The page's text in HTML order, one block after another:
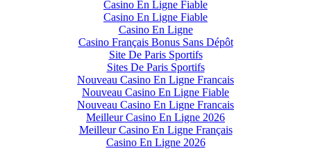
Casino En Ligne Fiable
Casino En Ligne Fiable
Casino En Ligne
Casino Français Bonus Sans Dépôt
Site De Paris Sportifs
Sites De Paris Sportifs
Nouveau Casino En Ligne Francais
Nouveau Casino En Ligne Fiable
Nouveau Casino En Ligne Francais
Meilleur Casino En Ligne 2026
Meilleur Casino En Ligne Français
Casino En Ligne 2026